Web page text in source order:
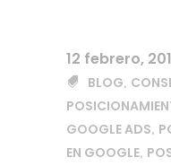
12 febrero,
BLOG,
GOOGLE ADS,
EN GOOGLE,